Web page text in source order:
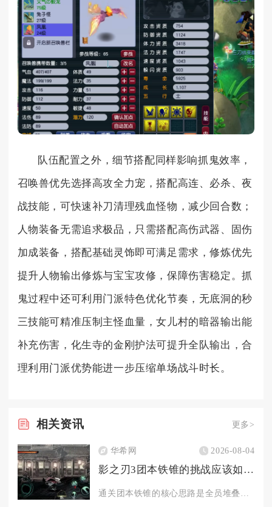
队伍配置之外，细节搭配同样影响抓鬼效率，
召唤兽优先选择高攻全力宠，搭配高连、必杀、夜
战技能，可快速补刀清理残血怪物，减少回合数；
人物装备无需追求极品，只需搭配高伤武器、固伤
加成装备，搭配基础灵饰即可满足需求，修炼优先
提升人物输出修炼与宝宝攻修，保障伤害稳定。抓
鬼过程中还可利用门派特色优化节奏，无底洞的秒
三技能可精准压制主怪血量，女儿村的暗器输出能
补充伤害，化生寺的金刚护法可提升全队输出，合
理利用门派优势能进一步压缩单场战斗时长。
相关资讯 更多>
华希网 2026-08-04
影之刃3团本铁锥的挑战应该如何应对
通关团本铁锥的核心思路是全员堆叠负面减伤、分工控场拆分BOS...